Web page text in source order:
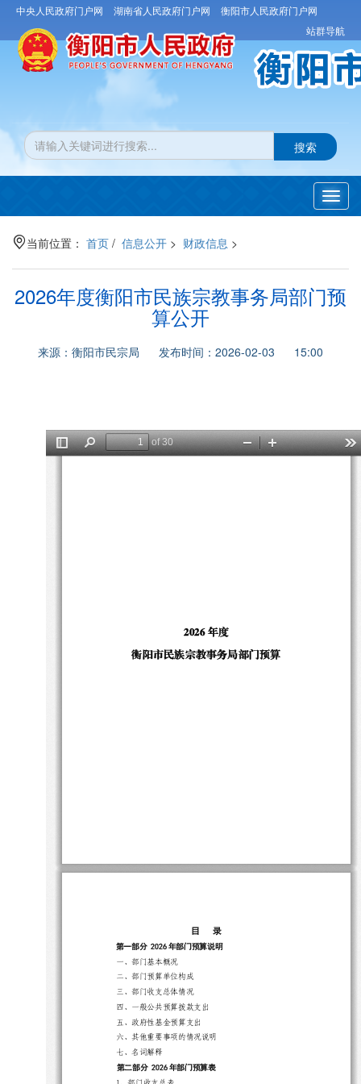
中央人民政府门户网 湖南省人民政府门户网
衡阳市人民政府门户网
站群导航
搜索
当前位置： 首页 / 信息公开 > 财政信息 >
2026年度衡阳市民族宗教事务局部门预
算公开
来源：衡阳市民宗局 发布时间：2026-02-03 15:00